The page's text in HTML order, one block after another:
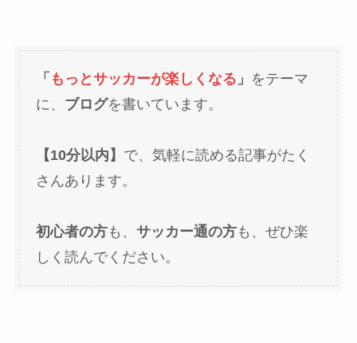
「 もっとサッカーが楽しくなる 」 をテーマ
に、 ブログを書いています。
【10分以内】 で、気軽に読める記事がたく
さんあります。
初心者の方も、 サッカー通の方も、ぜひ楽
しく読んでください。